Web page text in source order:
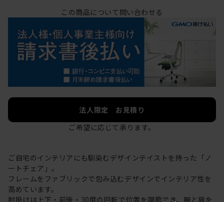
この商品について問い合わせる
法人限定 お見積り
ご希望に応じて承ります。
ご自宅のインテリアにも馴染むデザインテイストを持った「ノ
ートチェア」。
フレームをファブリックで包み込むデザインでインテリア性を
高めています。
肘掛けは上下・前後・30度の回転で位置を調節でき、腕と肩を